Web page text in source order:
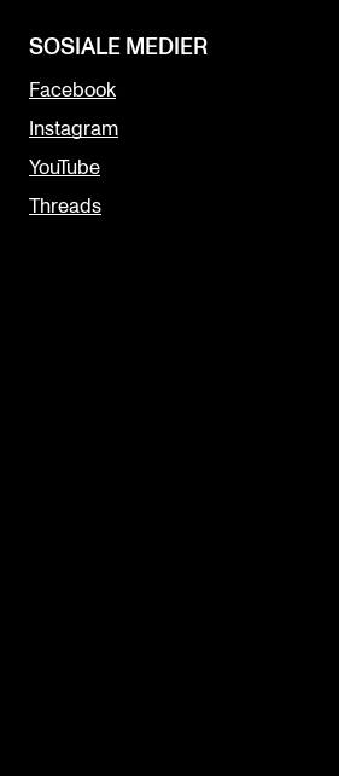
SOSIALE MEDIER
Facebook
Instagram
YouTube
Threads